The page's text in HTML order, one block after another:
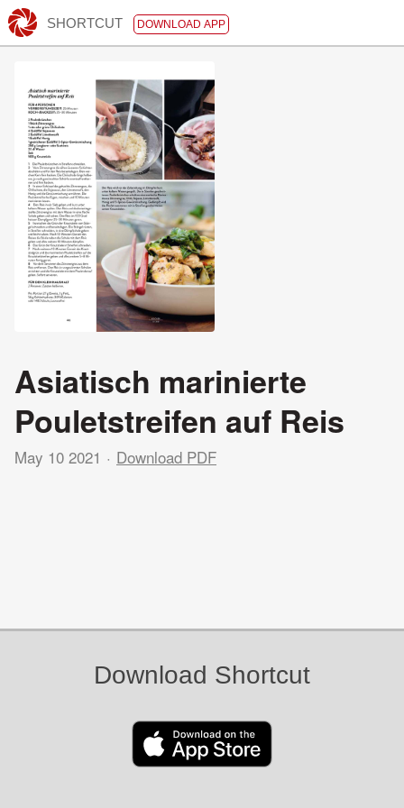
SHORTCUT DOWNLOAD APP
Asiatisch marinierte
Pouletstreifen auf Reis
May 10 2021 Download PDF
Download Shortcut